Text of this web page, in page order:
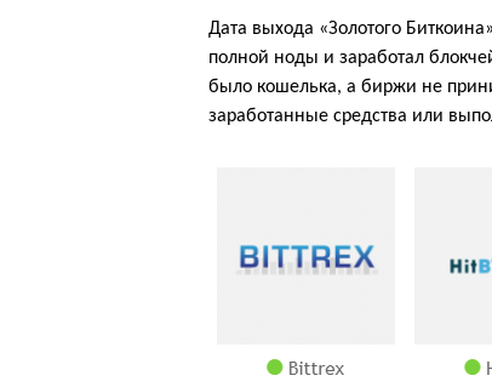
Дата выхода «Золотого
полной ноды и заработал
было кошелька, а биржи не
заработанные средства или